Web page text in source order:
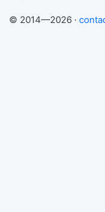
© 2014—2026 ·